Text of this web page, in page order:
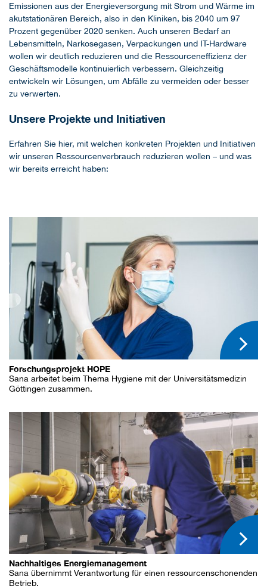
Emissionen aus der Energieversorgung mit Strom und Wärme im
akutstationären Bereich, also in den Kliniken, bis 2040 um 97
Prozent gegenüber 2020 senken. Auch unseren Bedarf an
Lebensmitteln, Narkosegasen, Verpackungen und IT-Hardware
wollen wir deutlich reduzieren und die Ressourceneffizienz der
Geschäftsmodelle kontinuierlich verbessern. Gleichzeitig
entwickeln wir Lösungen, um Abfälle zu vermeiden oder besser
zu verwerten.
Unsere Projekte und Initiativen
Erfahren Sie hier, mit welchen konkreten Projekten und Initiativen
wir unseren Ressourcenverbrauch reduzieren wollen – und was
wir bereits erreicht haben:
Forschungsprojekt HOPE
Sana arbeitet beim Thema Hygiene mit der Universitätsmedizin
Göttingen zusammen.
Nachhaltiges Energiemanagement
Sana übernimmt Verantwortung für einen ressourcenschonenden
Betrieb.